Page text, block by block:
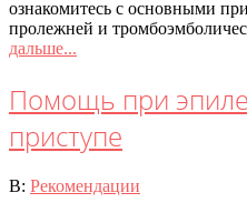
ознакомитесь с основными
пролежней и
дальше...
Помощь при
приступе
2020-
В: Рекомендации